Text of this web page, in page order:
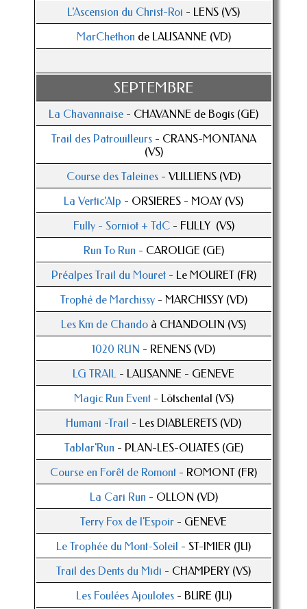
L'Ascension du Christ-Roi - LENS (VS)
MarChethon de LAUSANNE (VD)
SEPTEMBRE
La Chavannaise - CHAVANNE de Bogis (GE)
Trail des Patrouilleurs - CRANS-MONTANA
(VS)
Course des Taleines - VULLIENS (VD)
La Vertic'Alp - ORSIERES - MOAY (VS)
Fully - Sorniot + TdC- FULLY (VS)
Run To Run - CAROUGE (GE)
Préalpes Trail du Mouret- Le MOURET (FR)
Trophé de Marchissy- MARCHISSY (VD)
Les Km de Chando à CHANDOLIN (VS)
1020 RUN - RENENS (VD)
LG TRAIL - LAUSANNE - GENEVE
Magic Run Event- Lötschental (VS)
Humani -Trail - Les DIABLERETS (VD)
Tablar'Run - PLAN-LES-OUATES (GE)
Course en Forêt de Romont - ROMONT (FR)
La Cari Run - OLLON (VD)
Terry Fox de l’Espoir - GENEVE
Le Trophée du Mont-Soleil - ST-IMIER (JU)
Trail des Dents du Midi - CHAMPERY (VS)
Les Foulées Ajoulotes - BURE (JU)